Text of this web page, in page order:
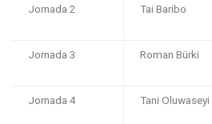
Jornada 2
Tai Baribo
Jornada 3
Roman Bürki
Jornada 4
Tani Oluwaseyi